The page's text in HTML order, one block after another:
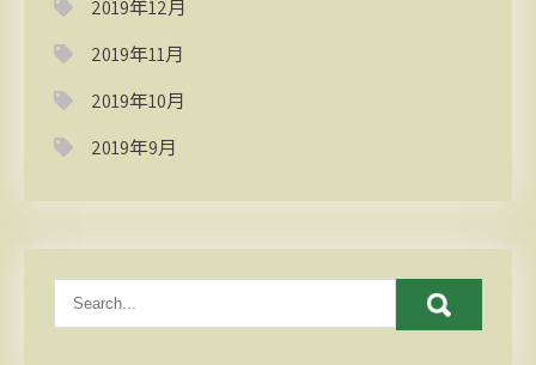
2019年12月
2019年11月
2019年10月
2019年9月